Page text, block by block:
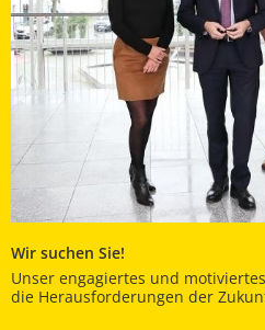
Wir suchen Sie!
Unser engagiertes und
die Herausforderungen der